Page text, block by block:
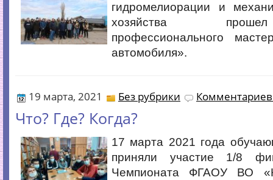
гидромелиорации и
хозяйства
профессионального
автомобиля».
19 марта, 2021 Без рубрики Комментариев
Что? Где? Когда?
17 марта 2021 года
приняли участие 1/8
Чемпионата ФГАОУ ВО